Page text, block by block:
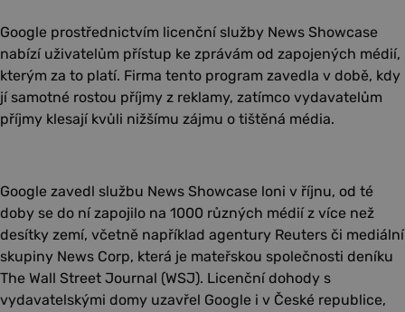
Google prostřednictvím licenční služby News Showcase
nabízí uživatelům přístup ke zprávám od zapojených médií,
kterým za to platí. Firma tento program zavedla v době, kdy
jí samotné rostou příjmy z reklamy, zatímco vydavatelům
příjmy klesají kvůli nižšímu zájmu o tištěná média.
Google zavedl službu News Showcase loni v říjnu, od té
doby se do ní zapojilo na 1000 různých médií z více než
desítky zemí, včetně například agentury Reuters či mediální
skupiny News Corp, která je mateřskou společnosti deníku
The Wall Street Journal (WSJ). Licenční dohody s
vydavatelskými domy uzavřel Google i v České republice,